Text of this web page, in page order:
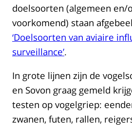
doelsoorten (algemeen en/
voorkomend) staan
‘Doelsoorten van aviaire
surveillance’.
In grote lijnen zijn de
en Sovon graag gemeld
testen op vogelgriep:
zwanen, futen, rallen,